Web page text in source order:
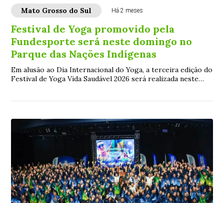
Mato Grosso do Sul Há 2 meses
Festival de Yoga promovido pela
Fundesporte será neste domingo no
Parque das Nações Indígenas
Em alusão ao Dia Internacional do Yoga, a terceira edição do
Festival de Yoga Vida Saudável 2026 será realizada neste